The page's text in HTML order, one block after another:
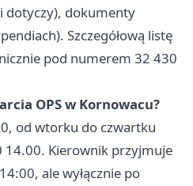
dotyczy), dokumenty
Szczegółową listę
pod numerem 32 430
OPS w Kornowacu?
od wtorku do czwartku
Kierownik przyjmuje
ale wyłącznie po